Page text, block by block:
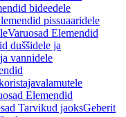
bideedele
pissuaaridele
Varuosad Elemendid
duššidele ja
vannidele
Elemendid
Tarvikud jaoksGeberit